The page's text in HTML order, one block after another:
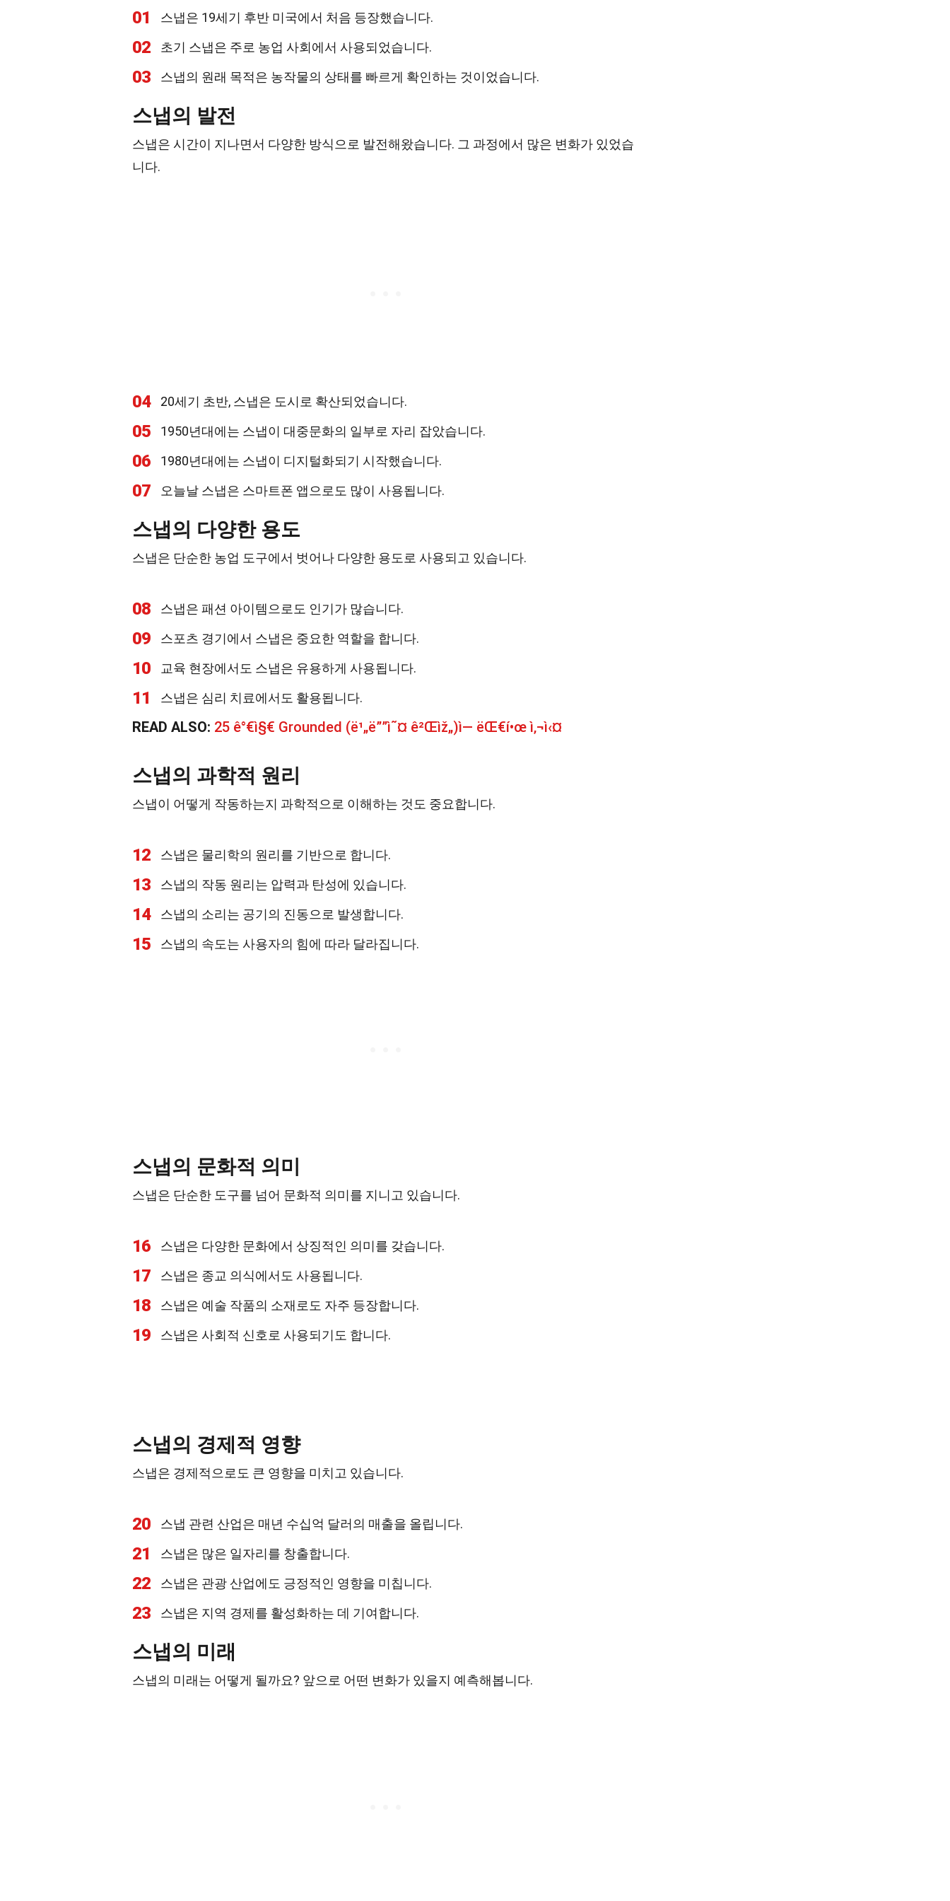
01 스냅은 19세기 후반 미국에서 처음 등장했습니다.
02 초기 스냅은 주로 농업 사회에서 사용되었습니다.
03 스냅의 원래 목적은 농작물의 상태를 빠르게 확인하는 것이었습니다.
스냅의 발전
스냅은 시간이 지나면서 다양한 방식으로 발전해왔습니다. 그 과정에서 많은 변화가 있었습
니다.
04 20세기 초반, 스냅은 도시로 확산되었습니다.
05 1950년대에는 스냅이 대중문화의 일부로 자리 잡았습니다.
06 1980년대에는 스냅이 디지털화되기 시작했습니다.
07 오늘날 스냅은 스마트폰 앱으로도 많이 사용됩니다.
스냅의 다양한 용도
스냅은 단순한 농업 도구에서 벗어나 다양한 용도로 사용되고 있습니다.
08 스냅은 패션 아이템으로도 인기가 많습니다.
09 스포츠 경기에서 스냅은 중요한 역할을 합니다.
10 교육 현장에서도 스냅은 유용하게 사용됩니다.
11 스냅은 심리 치료에서도 활용됩니다.
READ ALSO: 25 ê°€ì§€ Grounded (ë¹„ë””ì˜¤ ê²Œìž„)ì— ëŒ€í•œ ì‚¬ì‹¤
스냅의 과학적 원리
스냅이 어떻게 작동하는지 과학적으로 이해하는 것도 중요합니다.
12 스냅은 물리학의 원리를 기반으로 합니다.
13 스냅의 작동 원리는 압력과 탄성에 있습니다.
14 스냅의 소리는 공기의 진동으로 발생합니다.
15 스냅의 속도는 사용자의 힘에 따라 달라집니다.
스냅의 문화적 의미
스냅은 단순한 도구를 넘어 문화적 의미를 지니고 있습니다.
16 스냅은 다양한 문화에서 상징적인 의미를 갖습니다.
17 스냅은 종교 의식에서도 사용됩니다.
18 스냅은 예술 작품의 소재로도 자주 등장합니다.
19 스냅은 사회적 신호로 사용되기도 합니다.
스냅의 경제적 영향
스냅은 경제적으로도 큰 영향을 미치고 있습니다.
20 스냅 관련 산업은 매년 수십억 달러의 매출을 올립니다.
21 스냅은 많은 일자리를 창출합니다.
22 스냅은 관광 산업에도 긍정적인 영향을 미칩니다.
23 스냅은 지역 경제를 활성화하는 데 기여합니다.
스냅의 미래
스냅의 미래는 어떻게 될까요? 앞으로 어떤 변화가 있을지 예측해봅니다.